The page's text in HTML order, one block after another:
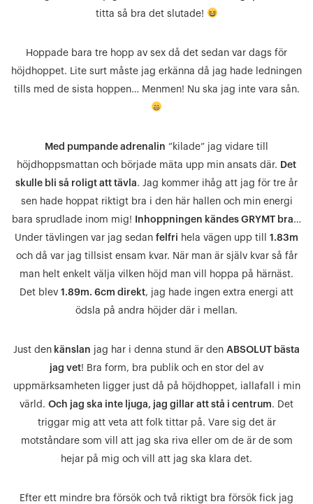
titta så bra det slutade!
Hoppade bara tre hopp av sex då det sedan var dags för
höjdhoppet. Lite surt måste jag erkänna då jag hade ledningen
tills med de sista hoppen… Menmen! Nu ska jag inte vara sån.
Med pumpande adrenalin ”kilade” jag vidare till
höjdhoppsmattan och började mäta upp min ansats där. Det
skulle bli så roligt att tävla. Jag kommer ihåg att jag för tre år
sen hade hoppat riktigt bra i den här hallen och min energi
bara sprudlade inom mig!
Inhoppningen kändes GRYMT bra…
Under tävlingen var jag sedan felfri hela vägen upp till 1.83m
och då var jag tillsist ensam kvar. När man är själv kvar så får
man helt enkelt välja vilken höjd man vill hoppa på härnäst.
Det blev 1.89m. 6cm direkt, jag hade ingen extra energi att
ödsla på andra höjder där i mellan.
Just den känslan jag har i denna stund är den ABSOLUT bästa
jag vet! Bra form, bra publik och en stor del av
uppmärksamheten ligger just då på höjdhoppet, iallafall i min
värld. Och jag ska inte ljuga, jag gillar att stå i centrum. Det
triggar mig att veta att folk tittar på. Vare sig det är
motståndare som vill att jag ska riva eller om de är de som
hejar på mig och vill att jag ska klara det.
Efter ett mindre bra försök och två riktigt bra försök fick jag